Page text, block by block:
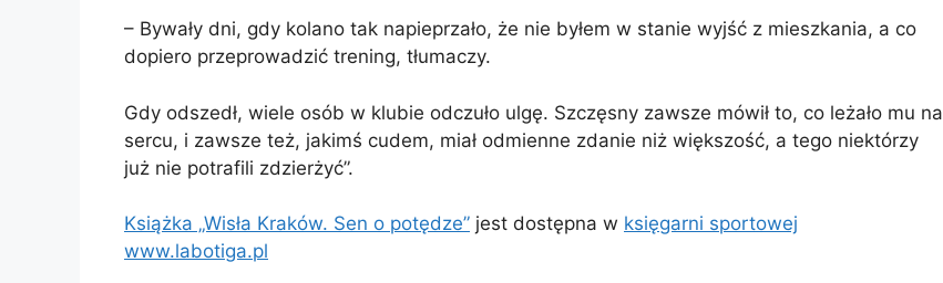
– Bywały dni, gdy kolano tak napieprzało, że nie byłem w stanie wyjść z mieszkania, a co
dopiero przeprowadzić trening, tłumaczy.
Gdy odszedł, wiele osób w klubie odczuło ulgę. Szczęsny zawsze mówił to, co leżało mu na
sercu, i zawsze też, jakimś cudem, miał odmienne zdanie niż większość, a tego niektórzy
już nie potrafili zdzierżyć”.
Książka „Wisła Kraków. Sen o potędze” jest dostępna w księgarni sportowej
www.labotiga.pl